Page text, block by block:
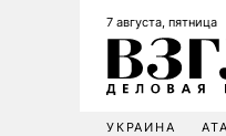
7 августа, пятница
УКРАИНА